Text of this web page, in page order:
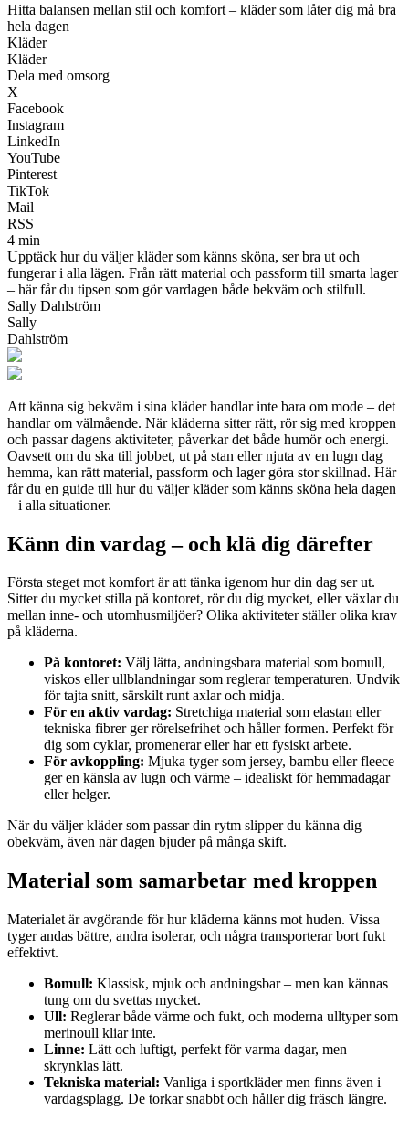
Hitta balansen mellan stil och komfort – kläder som låter dig må bra
hela dagen
Kläder
Kläder
Dela med omsorg
X
Facebook
Instagram
LinkedIn
YouTube
Pinterest
TikTok
Mail
RSS
4 min
Upptäck hur du väljer kläder som känns sköna, ser bra ut och
fungerar i alla lägen. Från rätt material och passform till smarta lager
– här får du tipsen som gör vardagen både bekväm och stilfull.
Sally Dahlström
Sally
Dahlström
Att känna sig bekväm i sina kläder handlar inte bara om mode – det
handlar om välmående. När kläderna sitter rätt, rör sig med kroppen
och passar dagens aktiviteter, påverkar det både humör och energi.
Oavsett om du ska till jobbet, ut på stan eller njuta av en lugn dag
hemma, kan rätt material, passform och lager göra stor skillnad. Här
får du en guide till hur du väljer kläder som känns sköna hela dagen
– i alla situationer.
Känn din vardag – och klä dig därefter
Första steget mot komfort är att tänka igenom hur din dag ser ut.
Sitter du mycket stilla på kontoret, rör du dig mycket, eller växlar du
mellan inne- och utomhusmiljöer? Olika aktiviteter ställer olika krav
på kläderna.
På kontoret: Välj lätta, andningsbara material som bomull,
viskos eller ullblandningar som reglerar temperaturen. Undvik
för tajta snitt, särskilt runt axlar och midja.
För en aktiv vardag: Stretchiga material som elastan eller
tekniska fibrer ger rörelsefrihet och håller formen. Perfekt för
dig som cyklar, promenerar eller har ett fysiskt arbete.
För avkoppling: Mjuka tyger som jersey, bambu eller fleece
ger en känsla av lugn och värme – idealiskt för hemmadagar
eller helger.
När du väljer kläder som passar din rytm slipper du känna dig
obekväm, även när dagen bjuder på många skift.
Material som samarbetar med kroppen
Materialet är avgörande för hur kläderna känns mot huden. Vissa
tyger andas bättre, andra isolerar, och några transporterar bort fukt
effektivt.
Bomull: Klassisk, mjuk och andningsbar – men kan kännas
tung om du svettas mycket.
Ull: Reglerar både värme och fukt, och moderna ulltyper som
merinoull kliar inte.
Linne: Lätt och luftigt, perfekt för varma dagar, men
skrynklas lätt.
Tekniska material: Vanliga i sportkläder men finns även i
vardagsplagg. De torkar snabbt och håller dig fräsch längre.